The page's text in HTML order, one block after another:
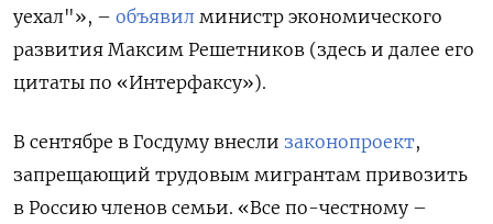
уехал"», – объявил министр экономического
развития Максим Решетников (здесь и далее его
цитаты по «Интерфаксу»).
В сентябре в Госдуму внесли законопроект,
запрещающий трудовым мигрантам привозить
в Россию членов семьи. «Все по-честному –